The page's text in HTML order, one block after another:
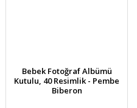
Bebek Fotoğraf Albümü
Kutulu, 40 Resimlik - Pembe
Biberon